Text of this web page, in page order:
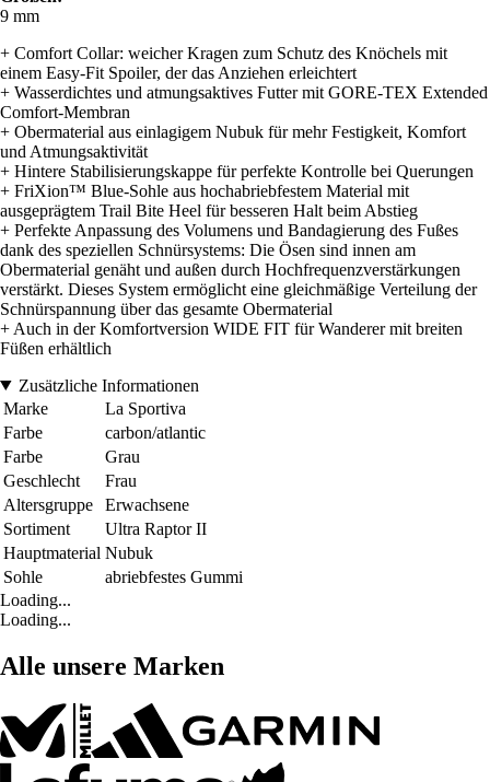
9 mm
+ Comfort Collar: weicher Kragen zum Schutz des Knöchels mit
einem Easy-Fit Spoiler, der das Anziehen erleichtert
+ Wasserdichtes und atmungsaktives Futter mit GORE-TEX Extended
Comfort-Membran
+ Obermaterial aus einlagigem Nubuk für mehr Festigkeit, Komfort
und Atmungsaktivität
+ Hintere Stabilisierungskappe für perfekte Kontrolle bei Querungen
+ FriXion™ Blue-Sohle aus hochabriebfestem Material mit
ausgeprägtem Trail Bite Heel für besseren Halt beim Abstieg
+ Perfekte Anpassung des Volumens und Bandagierung des Fußes
dank des speziellen Schnürsystems: Die Ösen sind innen am
Obermaterial genäht und außen durch Hochfrequenzverstärkungen
verstärkt. Dieses System ermöglicht eine gleichmäßige Verteilung der
Schnürspannung über das gesamte Obermaterial
+ Auch in der Komfortversion WIDE FIT für Wanderer mit breiten
Füßen erhältlich
Zusätzliche Informationen
Marke
La Sportiva
Farbe
carbon/atlantic
Farbe
Grau
Geschlecht
Frau
Altersgruppe
Erwachsene
Sortiment
Ultra Raptor II
Hauptmaterial Nubuk
Sohle
abriebfestes Gummi
Loading...
Loading...
Alle unsere Marken